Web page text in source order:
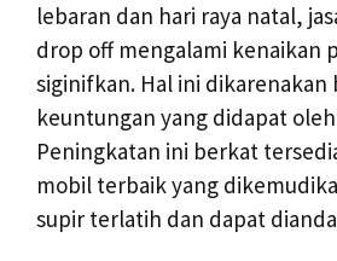
lebaran dan hari raya natal,
drop off mengalami kenaikan
siginifkan. Hal ini dikarenakan
keuntungan yang didapat
Peningkatan ini berkat
mobil terbaik yang
supir terlatih dan dapat